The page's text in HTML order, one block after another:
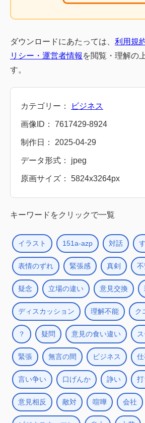
ダウンロードにあたっては、 利用規
リシー・運営者情報 を閲覧・理解の
す。
カテゴリー： ビジネス
画像ID： 7617429-8924
制作日： 2025-04-29
データ形式： jpeg
原画サイズ： 5824x3264px
キーワードをクリックで一覧
イラスト 151a-azp 対話
表情のずれ 緊張感 真剣
疑念 立場の違い 意見交換
ディスカッション 理解不能 ク
？ 疑問 意見の食い違い
緊張 無言の間 ビジネス
言い争い 口げんか 諍い
意見相反 敵対 喧嘩 会社